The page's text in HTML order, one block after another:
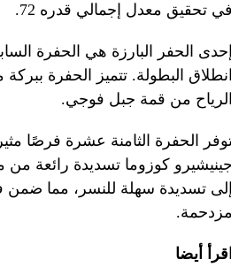
في تحقيق معدل إجمالي قدره 72.
انطلاق البطولة. تتميز الحفرة
الرياح من قمة جبل فوجي.
إلى تسديدة سهلة للنسر، مما
مزدحمة.
اقرأ أيضا